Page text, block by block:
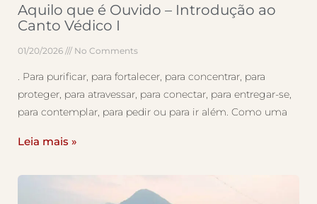
Aquilo que é Ouvido – Introdução ao
Canto Védico I
01/20/2026 No Comments
. Para purificar, para fortalecer, para concentrar, para
proteger, para atravessar, para conectar, para entregar-se,
para contemplar, para pedir ou para ir além. Como uma
Leia mais »